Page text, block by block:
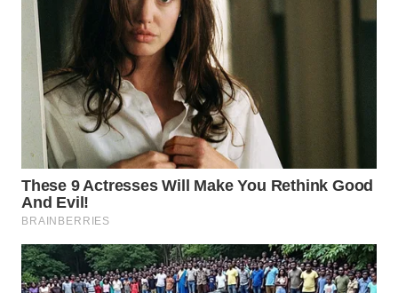
WAHANA
KONSUMEN
WAHANA
LISTRIK
WAHANA
TRAVEL
TV